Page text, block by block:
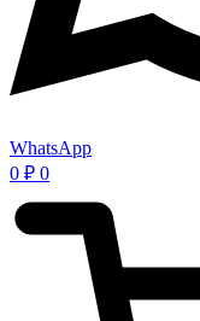
WhatsApp
0 ₽ 0